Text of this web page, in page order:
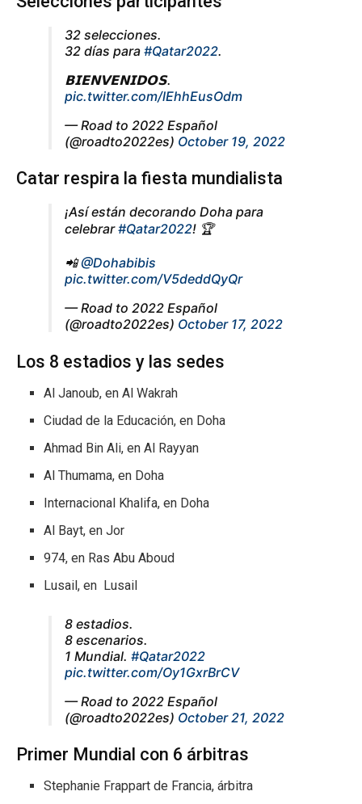
32 selecciones.
32 días para #Qatar2022.
𝗕𝗜𝗘𝗡𝗩𝗘𝗡𝗜𝗗𝗢𝗦.
pic.twitter.com/lEhhEusOdm
— Road to 2022 Español
(@roadto2022es) October 19, 2022
Catar respira la fiesta mundialista
¡Así están decorando Doha para
celebrar#Qatar2022! 🏆
📲@Dohabibis
pic.twitter.com/V5deddQyQr
— Road to 2022 Español
(@roadto2022es) October 17, 2022
Los 8 estadios y las sedes
Al Janoub, en Al Wakrah
Ciudad de la Educación, en Doha
Ahmad Bin Ali, en Al Rayyan
Al Thumama, en Doha
Internacional Khalifa, en Doha
Al Bayt, en Jor
974, en Ras Abu Aboud
Lusail, en Lusail
8 estadios.
8 escenarios.
1 Mundial. #Qatar2022
pic.twitter.com/Oy1GxrBrCV
— Road to 2022 Español
(@roadto2022es) October 21, 2022
Primer Mundial con 6 árbitras
Stephanie Frappart de Francia, árbitra